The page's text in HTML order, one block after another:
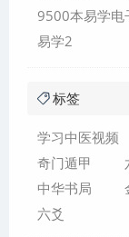
9500本易学电
易学2
标签
学习中医视频
奇门遁甲
中华书局
六爻